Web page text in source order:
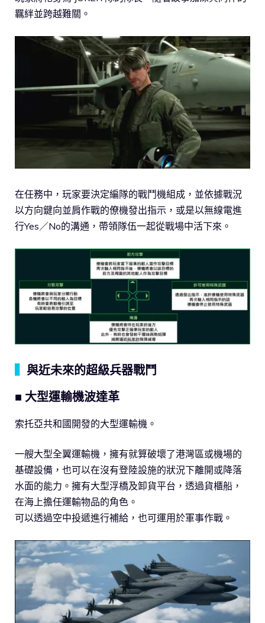
羈絆並跨越難關。
在任務中，玩家要決定編隊的戰鬥機組成，並依據戰況
以方向鍵向並肩作戰的僚機發出指示，或是以無線電進
行Yes／No的溝通，帶領隊伍一起從戰場中活下來。
與近未來的超級兵器戰鬥
■ 大型運輸機波達革
索托亞共和國開發的大型運輸機。
一艘大型全翼運輸機，擁有就算破壞了港灣區或機場的
基礎設備，也可以在沒有登陸設施的狀況下離開或降落
水面的能力。擁有大型浮橋及卸貨平台，透過貨櫃船，
在海上擔任運輸物品的角色。
可以透過空中投遞進行補給，也可運用於軍事作戰。